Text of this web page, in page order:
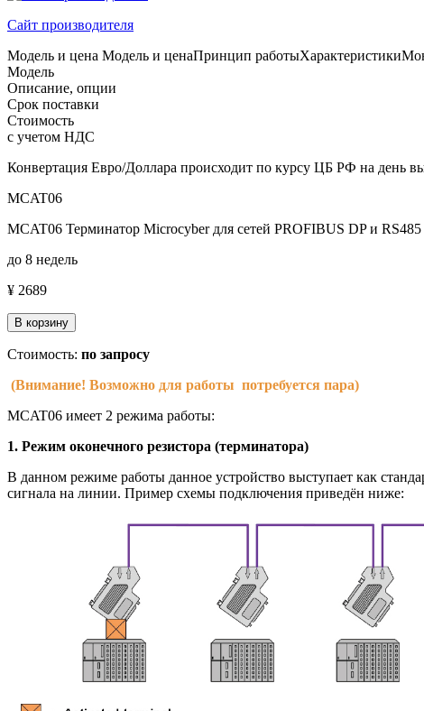
Сайт производителя
Модель и цена Модель и ценаПринцип работыХарактеристики
Модель
Описание, опции
Срок поставки
Стоимость
с учетом НДС
Конвертация Евро/Доллара происходит по курсу ЦБ РФ на день
MCAT06
MCAT06 Терминатор Microcyber для сетей PROFIBUS DP и RS485
до 8 недель
¥ 2689
В корзину
Стоимость: по запросу
(Внимание! Возможно для работы потребуется пара)
MCAT06 имеет 2 режима работы:
1. Режим оконечного резистора (терминатора)
В данном режиме работы данное устройство выступает как
сигнала на линии. Пример схемы подключения приведён ниже: